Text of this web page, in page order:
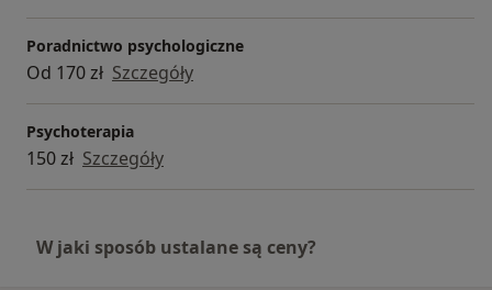
Poradnictwo psychologiczne
Od 170 zł Szczegóły
Psychoterapia
150 zł Szczegóły
W jaki sposób ustalane są ceny?